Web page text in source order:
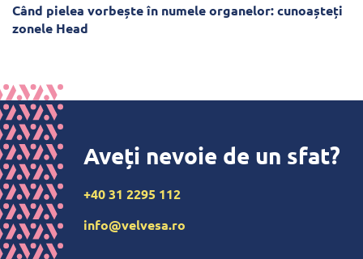
Când pielea vorbește în numele organelor: cunoașteți
zonele Head
Aveți nevoie de un sfat?
+40 31 2295 112
info@velvesa.ro